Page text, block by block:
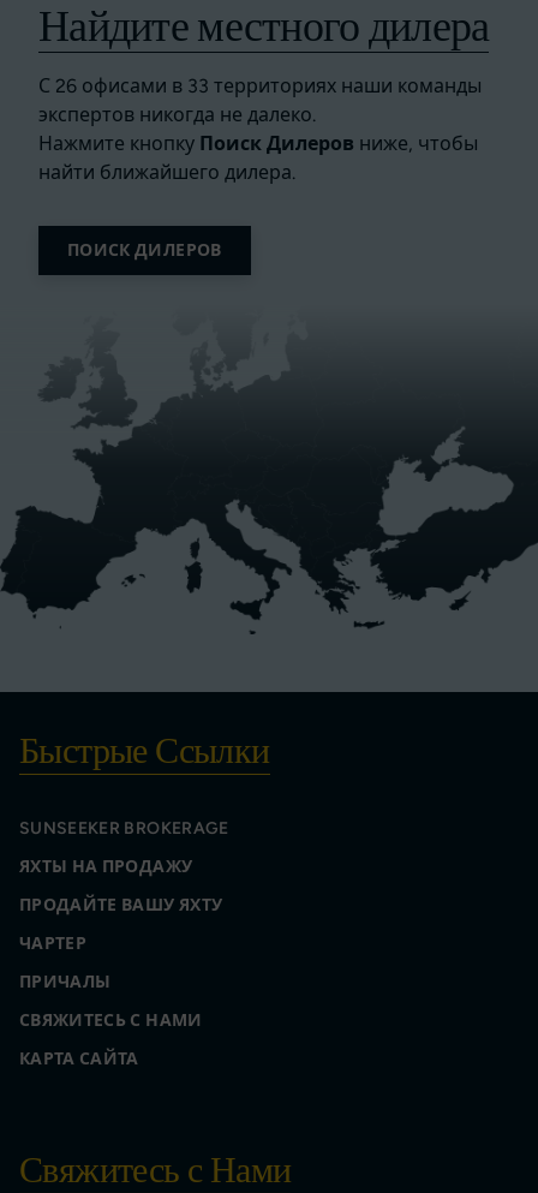
Найдите местного дилера
С 26 офисами в 33 территориях наши команды
экспертов никогда не далеко.
Нажмите кнопку Поиск Дилеров ниже, чтобы
найти ближайшего дилера.
ПОИСК ДИЛЕРОВ
Быстрые Ссылки
SUNSEEKER BROKERAGE
ЯХТЫ НА ПРОДАЖУ
ПРОДАЙТЕ ВАШУ ЯХТУ
ЧАРТЕР
ПРИЧАЛЫ
СВЯЖИТЕСЬ С НАМИ
КАРТА САЙТА
Свяжитесь с Нами